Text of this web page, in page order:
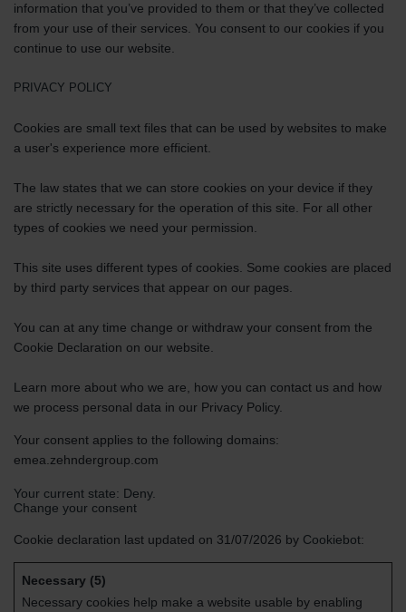
information that you’ve provided to them or that they’ve collected
from your use of their services. You consent to our cookies if you
continue to use our website.
PRIVACY POLICY
Cookies are small text files that can be used by websites to make
a user's experience more efficient.
The law states that we can store cookies on your device if they
are strictly necessary for the operation of this site. For all other
types of cookies we need your permission.
This site uses different types of cookies. Some cookies are placed
by third party services that appear on our pages.
You can at any time change or withdraw your consent from the
Cookie Declaration on our website.
Learn more about who we are, how you can contact us and how
we process personal data in our Privacy Policy.
Your consent applies to the following domains:
emea.zehndergroup.com
Your current state: Deny.
Change your consent
Cookie declaration last updated on 31/07/2026 by Cookiebot:
Necessary (5)
Necessary cookies help make a website usable by enabling